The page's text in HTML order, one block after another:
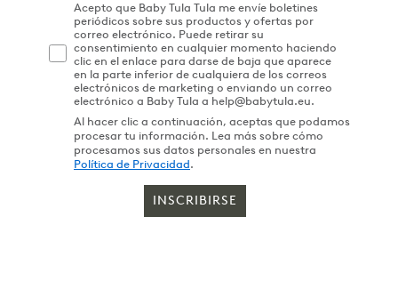
Acepto que Baby Tula Tula me envíe boletines
periódicos sobre sus productos y ofertas por
correo electrónico. Puede retirar su
consentimiento en cualquier momento haciendo
clic en el enlace para darse de baja que aparece
en la parte inferior de cualquiera de los correos
electrónicos de marketing o enviando un correo
electrónico a Baby Tula a help@babytula.eu.
Al hacer clic a continuación, aceptas que podamos
procesar tu información. Lea más sobre cómo
procesamos sus datos personales en nuestra
Política de Privacidad.
INSCRIBIRSE